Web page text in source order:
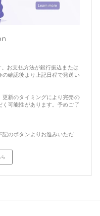
お支払方法が銀行振込または
確認後より上記日程で発送い
新のタイミングにより完売の
可能性があります。予めご了
のボタンよりお進みいただ